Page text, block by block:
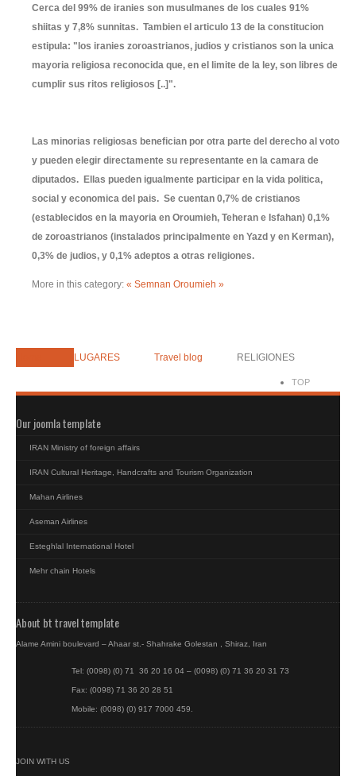
Cerca del 99% de iranies son musulmanes de los cuales 91%
shiitas y 7,8% sunnitas. Tambien el articulo 13 de la constitucion
estipula: "los iranies zoroastrianos, judios y cristianos son la unica
mayoria religiosa reconocida que, en el limite de la ley, son libres de
cumplir sus ritos religiosos [..]".
Las minorias religiosas benefician por otra parte del derecho al voto
y pueden elegir directamente su representante en la camara de
diputados. Ellas pueden igualmente participar en la vida politica,
social y economica del pais. Se cuentan 0,7% de cristianos
(establecidos en la mayoria en Oroumieh, Teheran e Isfahan) 0,1%
de zoroastrianos (instalados principalmente en Yazd y en Kerman),
0,3% de judios, y 0,1% adeptos a otras religiones.
More in this category: « Semnan Oroumieh »
LUGARES Travel blog RELIGIONES
TOP
Our joomla template
IRAN Ministry of foreign affairs
IRAN Cultural Heritage, Handcrafts and Tourism Organization
Mahan Airlines
Aseman Airlines
Esteghlal International Hotel
Mehr chain Hotels
About bt travel template
Alame Amini boulevard – Ahaar st.- Shahrake Golestan , Shiraz, Iran
Tel: (0098) (0) 71 36 20 16 04 – (0098) (0) 71 36 20 31 73
Fax: (0098) 71 36 20 28 51
Mobile: (0098) (0) 917 7000 459.
JOIN WITH US